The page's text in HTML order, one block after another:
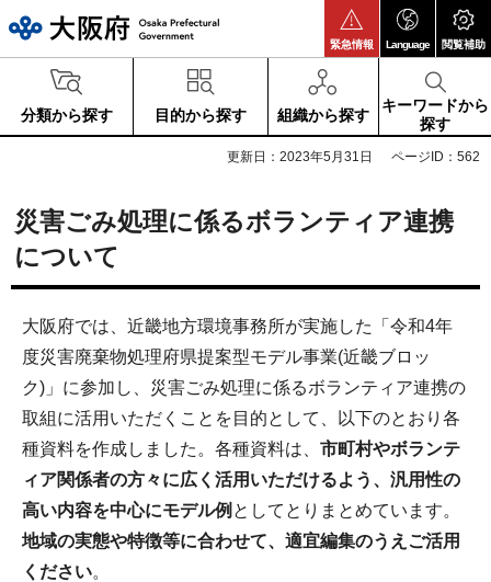
緊急情報 Language 閲覧補助
分類から探す 目的から探す 組織から探す
キーワードから
探す
更新日：2023年5月31日 ページID：562
災害ごみ処理に係るボランティア連携
について
大阪府では、近畿地方環境事務所が実施した「令和4年
度災害廃棄物処理府県提案型モデル事業(近畿ブロッ
ク)」に参加し、災害ごみ処理に係るボランティア連携の
取組に活用いただくことを目的として、以下のとおり各
種資料を作成しました。各種資料は、 市町村やボランテ
ィア関係者の方々に広く活用いただけるよう、汎用性の
高い内容を中心にモデル例 としてとりまとめています。
地域の実態や特徴等に合わせて、適宜編集のうえご活用
ください。